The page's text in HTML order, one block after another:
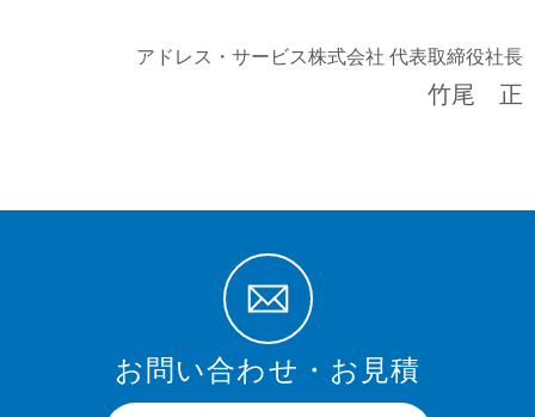
アドレス・サービス株式会社 代表取締役社長
竹尾 正
お問い合わせ・お見積